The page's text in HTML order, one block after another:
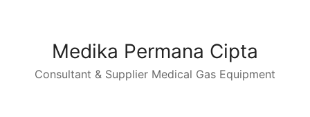
Medika Permana Cipta
Consultant & Supplier Medical Gas Equipment